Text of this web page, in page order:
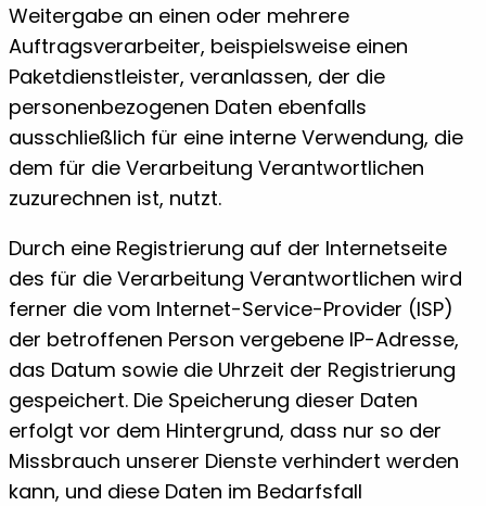
Weitergabe an einen oder mehrere
Auftragsverarbeiter, beispielsweise einen
Paketdienstleister, veranlassen, der die
personenbezogenen Daten ebenfalls
ausschließlich für eine interne Verwendung, die
dem für die Verarbeitung Verantwortlichen
zuzurechnen ist, nutzt.
Durch eine Registrierung auf der Internetseite
des für die Verarbeitung Verantwortlichen wird
ferner die vom Internet-Service-Provider (ISP)
der betroffenen Person vergebene IP-Adresse,
das Datum sowie die Uhrzeit der Registrierung
gespeichert. Die Speicherung dieser Daten
erfolgt vor dem Hintergrund, dass nur so der
Missbrauch unserer Dienste verhindert werden
kann, und diese Daten im Bedarfsfall